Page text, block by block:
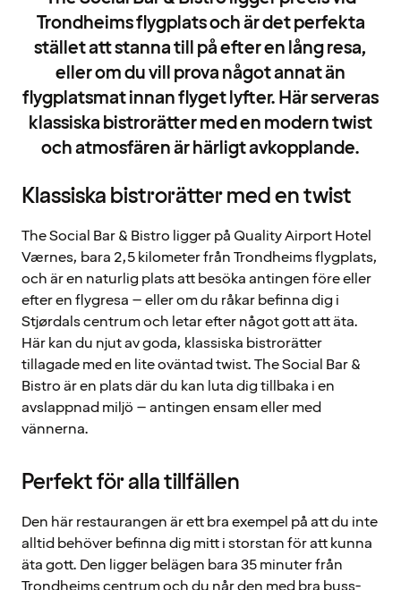
Trondheims flygplats och är det perfekta
stället att stanna till på efter en lång resa,
eller om du vill prova något annat än
flygplatsmat innan flyget lyfter. Här serveras
klassiska bistrorätter med en modern twist
och atmosfären är härligt avkopplande.
Klassiska bistrorätter med en twist
The Social Bar & Bistro ligger på Quality Airport Hotel
Værnes, bara 2,5 kilometer från Trondheims flygplats,
och är en naturlig plats att besöka antingen före eller
efter en flygresa – eller om du råkar befinna dig i
Stjørdals centrum och letar efter något gott att äta.
Här kan du njut av goda, klassiska bistrorätter
tillagade med en lite oväntad twist. The Social Bar &
Bistro är en plats där du kan luta dig tillbaka i en
avslappnad miljö – antingen ensam eller med
vännerna.
Perfekt för alla tillfällen
Den här restaurangen är ett bra exempel på att du inte
alltid behöver befinna dig mitt i storstan för att kunna
äta gott. Den ligger belägen bara 35 minuter från